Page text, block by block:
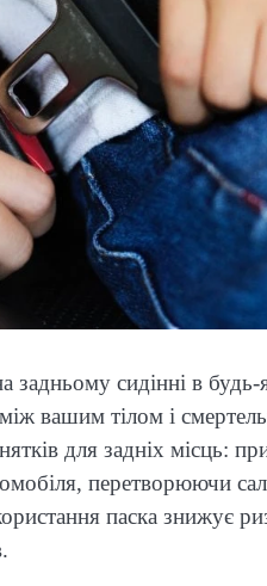
задньому сидінні в
вашим тілом і
для задніх місць:
перетворюючи
паска знижує